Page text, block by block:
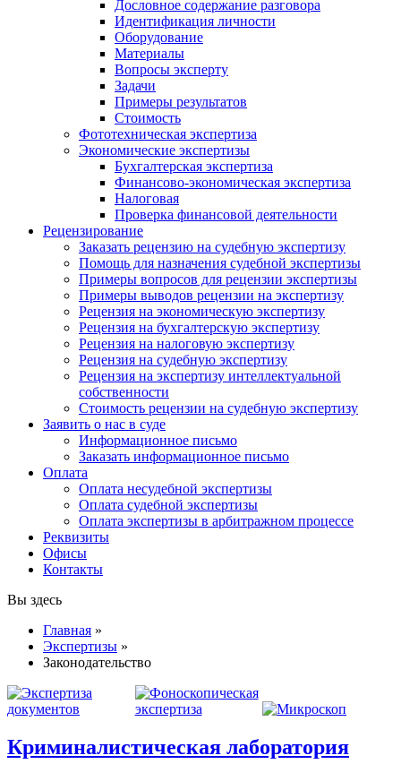
Дословное содержание разговора
Идентификация личности
Оборудование
Материалы
Вопросы эксперту
Задачи
Примеры результатов
Стоимость
Фототехническая экспертиза
Экономические экспертизы
Бухгалтерская экспертиза
Финансово-экономическая экспертиза
Налоговая
Проверка финансовой деятельности
Рецензирование
Заказать рецензию на судебную экспертизу
Помощь для назначения судебной экспертизы
Примеры вопросов для рецензии экспертизы
Примеры выводов рецензии на экспертизу
Рецензия на экономическую экспертизу
Рецензия на бухгалтерскую экспертизу
Рецензия на налоговую экспертизу
Рецензия на судебную экспертизу
Рецензия на экспертизу интеллектуальной
собственности
Стоимость рецензии на судебную экспертизу
Заявить о нас в суде
Информационное письмо
Заказать информационное письмо
Оплата
Оплата несудебной экспертизы
Оплата судебной экспертизы
Оплата экспертизы в арбитражном процессе
Реквизиты
Офисы
Контакты
Вы здесь
Главная »
Экспертизы »
Законодательство
Криминалистическая лаборатория